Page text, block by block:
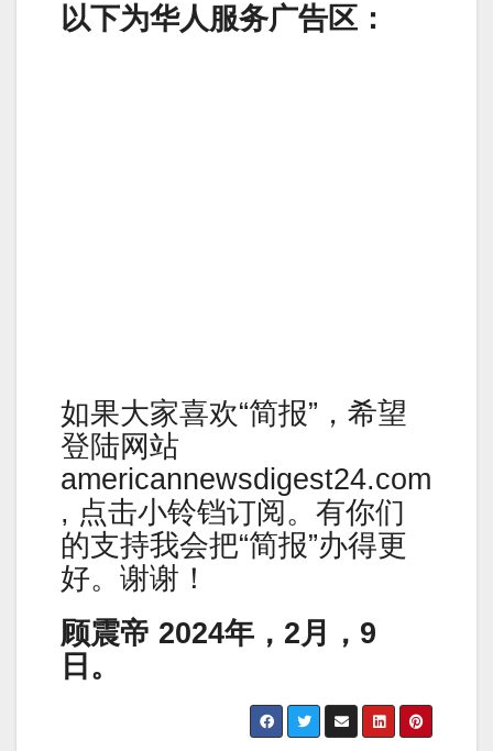
以下为华人服务广告区：
如果大家喜欢“简报”，希望
登陆网站
americannewsdigest24.com
, 点击小铃铛订阅。有你们
的支持我会把“简报”办得更
好。谢谢！
顾震帝 2024年，2月，9
日。